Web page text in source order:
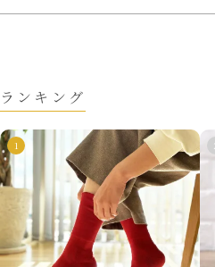
ランキング